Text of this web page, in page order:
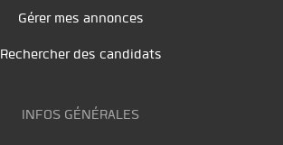
Gérer mes annonces
Rechercher des candidats
INFOS GÉNÉRALES